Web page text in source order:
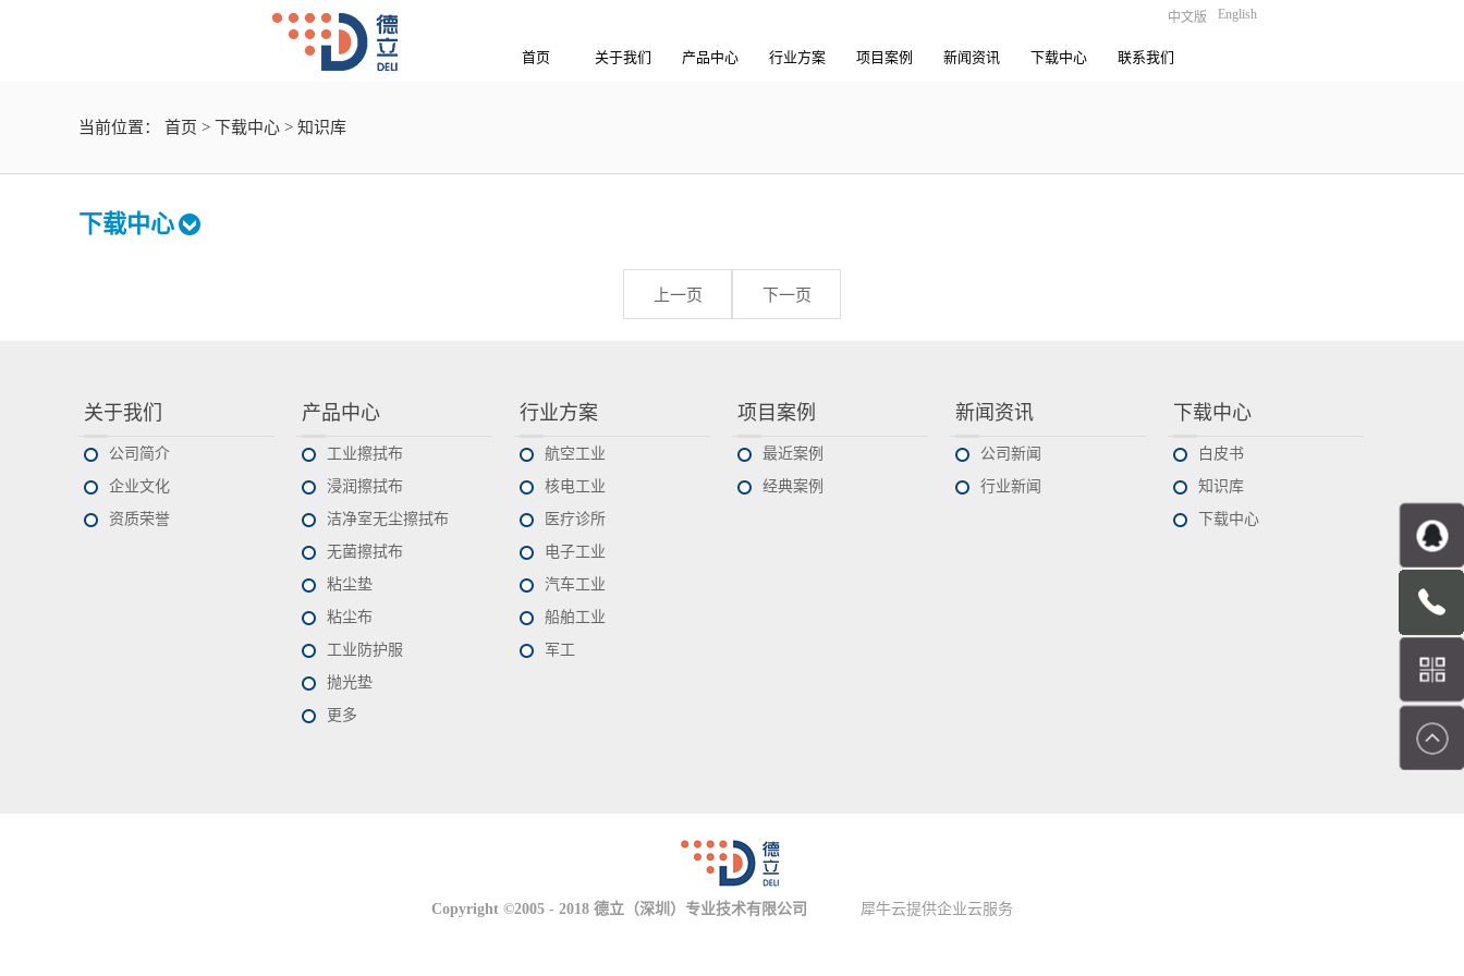
中文版 English
首页 关于我们 产品中心 行业方案 项目案例 新闻资讯 下载中心 联系我们
当前位置： 首页 > 下载中心 > 知识库
下载中心
上一页 下一页
关于我们
公司简介
企业文化
资质荣誉
产品中心
工业擦拭布
浸润擦拭布
洁净室无尘擦拭布
无菌擦拭布
粘尘垫
粘尘布
工业防护服
抛光垫
更多
行业方案
航空工业
核电工业
医疗诊所
电子工业
汽车工业
船舶工业
军工
项目案例
最近案例
经典案例
新闻资讯
公司新闻
行业新闻
下载中心
白皮书
知识库
下载中心
Copyright ©2005 - 2018 德立（深圳） 专业技术有限公司 犀牛云提供企业云服务